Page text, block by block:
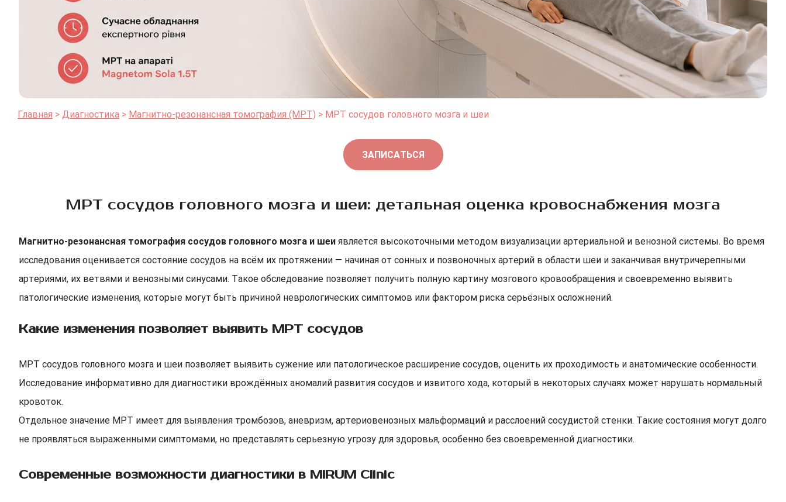
Главная Диагностика Магнитно-резонансная томография (МРТ) МРТ сосудов головного мозга и шеи
ЗАПИСАТЬСЯ
МРТ сосудов головного мозга и шеи: детальная оценка кровоснабжения мозга
Магнитно-резонансная томография сосудов головного мозга и шеи является высокоточными методом визуализации артериальной и венозной системы. Во время
исследования оценивается состояние сосудов на всём их протяжении — начиная от сонных и позвоночных артерий в области шеи и заканчивая внутричерепными
артериями, их ветвями и венозными синусами. Такое обследование позволяет получить полную картину мозгового кровообращения и своевременно выявить
патологические изменения, которые могут быть причиной неврологических симптомов или фактором риска серьёзных осложнений.
Какие изменения позволяет выявить МРТ сосудов
МРТ сосудов головного мозга и шеи позволяет выявить сужение или патологическое расширение сосудов, оценить их проходимость и анатомические особенности.
Исследование информативно для диагностики врождённых аномалий развития сосудов и извитого хода, который в некоторых случаях может нарушать нормальный
кровоток.
Отдельное значение МРТ имеет для выявления тромбозов, аневризм, артериовенозных мальформаций и расслоений сосудистой стенки. Такие состояния могут долго
не проявляться выраженными симптомами, но представлять серьезную угрозу для здоровья, особенно без своевременной диагностики.
Современные возможности диагностики в MIRUM Clinic